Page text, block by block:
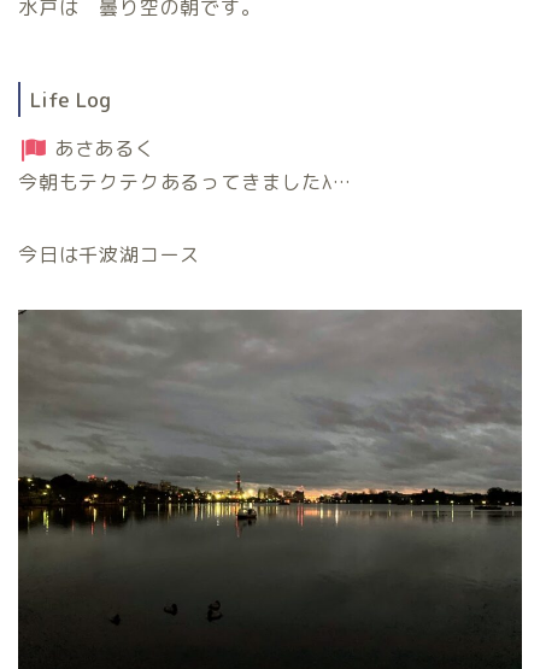
水戸は 曇り空の朝です。
Life Log
あさあるく
今朝もテクテクあるってきましたλ…
今日は千波湖コース